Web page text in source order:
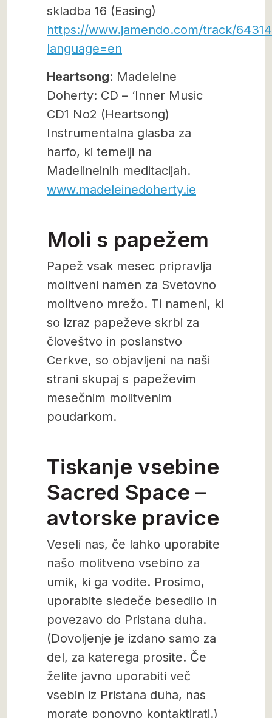
skladba 16 (Easing)
https://www.jamendo.com/track/
language=en
Heartsong: Madeleine
Doherty: CD – ‘Inner Music
CD1 No2 (Heartsong)
Instrumentalna glasba za
harfo, ki temelji na
Madelineinih meditacijah.
www.madeleinedoherty.ie
Moli s papežem
Papež vsak mesec pripravlja
molitveni namen za Svetovno
molitveno mrežo. Ti nameni, ki
so izraz papeževe skrbi za
človeštvo in poslanstvo
Cerkve, so objavljeni na naši
strani skupaj s papeževim
mesečnim molitvenim
poudarkom.
Tiskanje vsebine
Sacred Space –
avtorske pravice
Veseli nas, če lahko uporabite
našo molitveno vsebino za
umik, ki ga vodite. Prosimo,
uporabite sledeče besedilo in
povezavo do Pristana duha.
(Dovoljenje je izdano samo za
del, za katerega prosite. Če
želite javno uporabiti več
vsebin iz Pristana duha, nas
morate ponovno kontaktirati.)